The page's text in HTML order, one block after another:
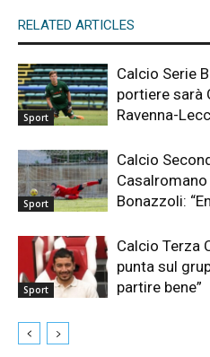
RELATED ARTICLES
Sport
Calcio Serie
portiere sarà
Ravenna-
Sport
Calcio
Bonazzoli:
Sport
Calcio Terza
punta sul
partire bene”